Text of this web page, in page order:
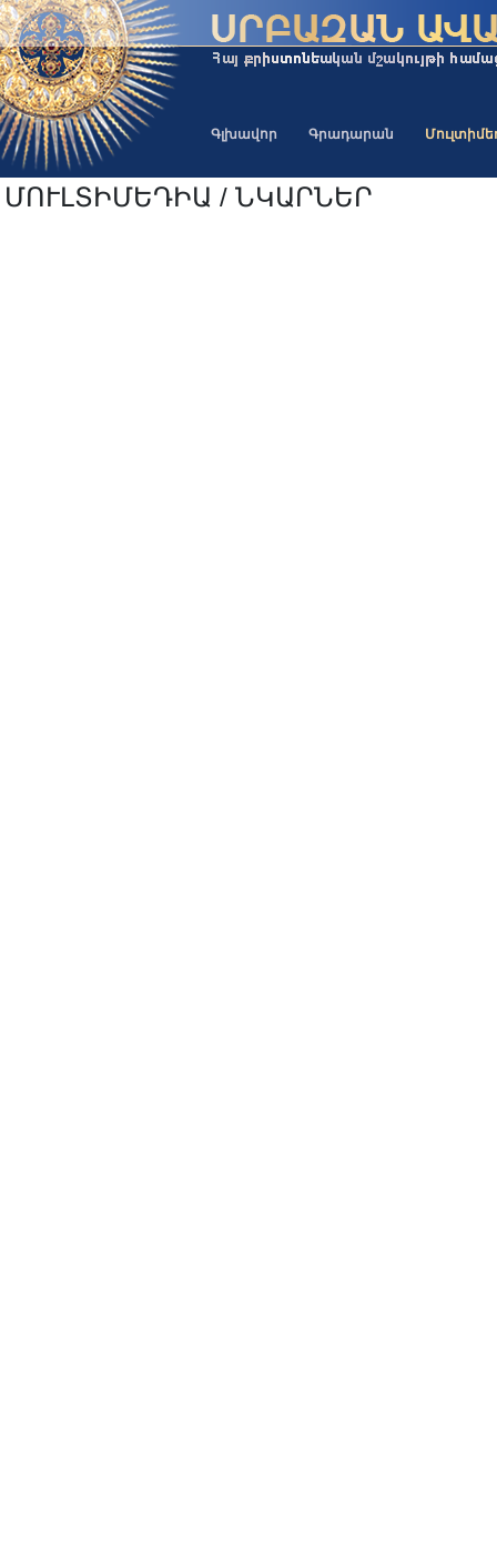
Գլխավոր Գրադարան
ՄՈՒԼՏԻՄԵԴԻԱ / ՆԿԱՐՆԵՐ